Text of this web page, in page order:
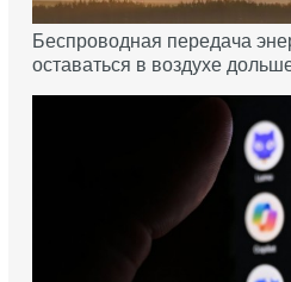
Беспроводная передача
оставаться в воздухе